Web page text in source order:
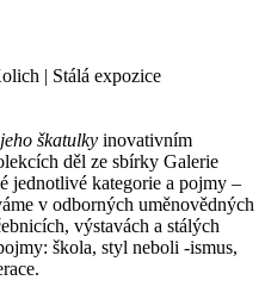
| Stálá expozice
škatulky inovativním
děl ze sbírky Galerie
jednotlivé kategorie a pojmy –
v odborných uměnovědných
výstavách a stálých
škola, styl neboli -ismus,